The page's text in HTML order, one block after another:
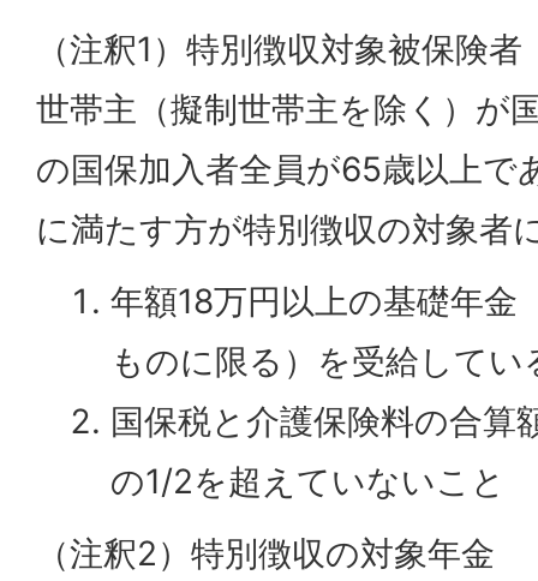
（注釈1）特別徴収対象被保険者
世帯主（擬制世帯主を除く）が
の国保加入者全員が65歳以上で
に満たす方が特別徴収の対象者
年額18万円以上の基礎年金
ものに限る）を受給して
国保税と介護保険料の合算
の1/2を超えていないこと
（注釈2）特別徴収の対象年金